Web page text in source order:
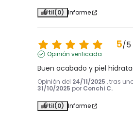
Útil(0) Informe
5/5
Opinión verificada
Buen acabado y piel
Opinión del 24/11/2025 , tras
31/10/2025 por Conchi C.
Útil(0) Informe